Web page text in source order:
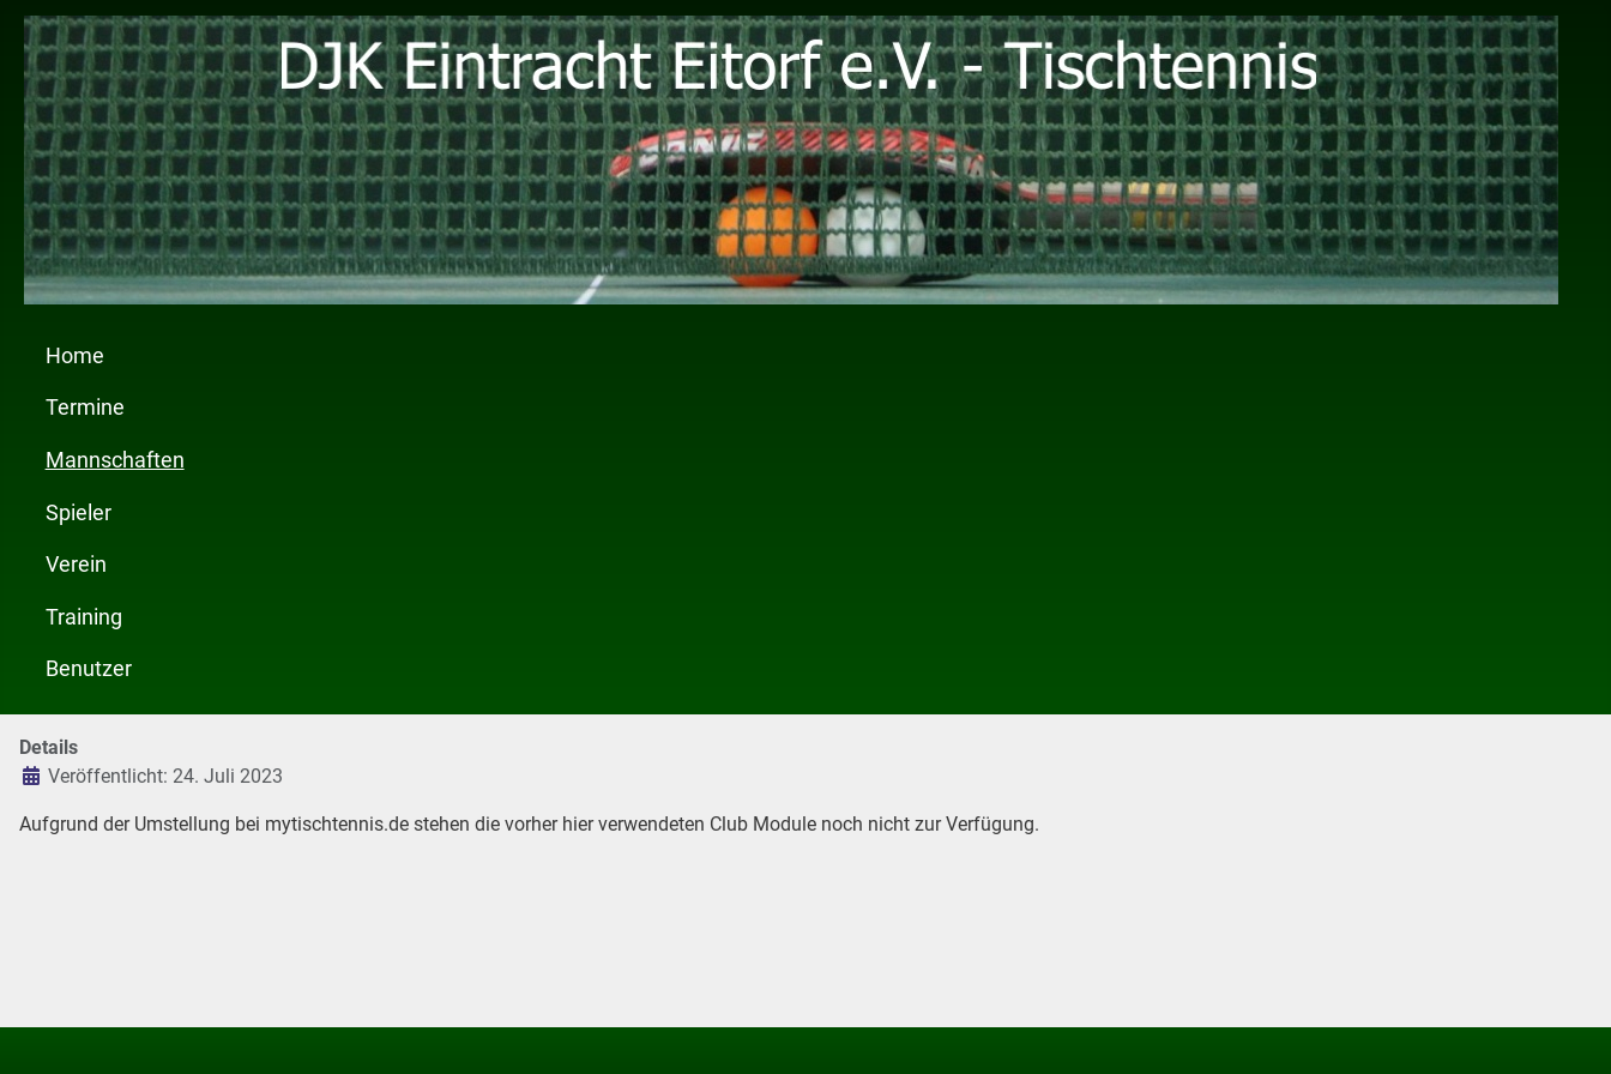
Home
Termine
Mannschaften
Spieler
Verein
Training
Benutzer
Details
Veröffentlicht: 24. Juli 2023
Aufgrund der Umstellung bei mytischtennis.de stehen die vorher hier verwendeten Club Module noch nicht zur Verfügung.